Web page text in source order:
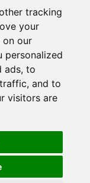
tracking
your
on our
personalized
ads, to
and to
visitors are
Cung
Cấp
Tốt
Hơn
Tin Tài
Sản
hệ với chúng tôi
Tất cả quyền được